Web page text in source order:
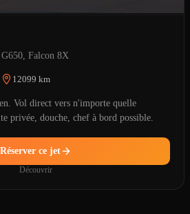
Falcon 8X
12099 km
Vol direct vers n'importe quelle
privée, douche, chef à bord possible.
Réserver ce jet
Découvrir